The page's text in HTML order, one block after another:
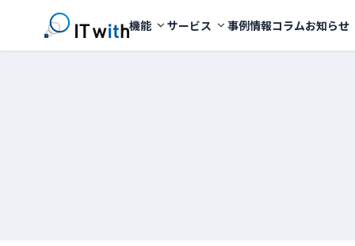
機能 サービス 事例情報コラムお知らせ